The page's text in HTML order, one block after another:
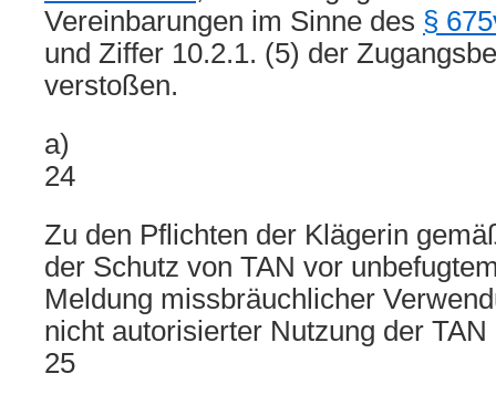
Vereinbarungen im Sinne des §
und Ziffer 10.2.1. (5) der
verstoßen.
a)
24
Zu den Pflichten der Klägerin
der Schutz von TAN vor
Meldung missbräuchlicher
nicht autorisierter Nutzung der
25